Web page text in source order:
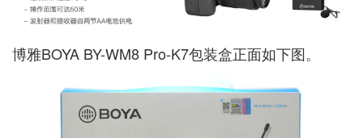
博雅BOYA BY-WM8 Pro-K7包装盒正面如下图。